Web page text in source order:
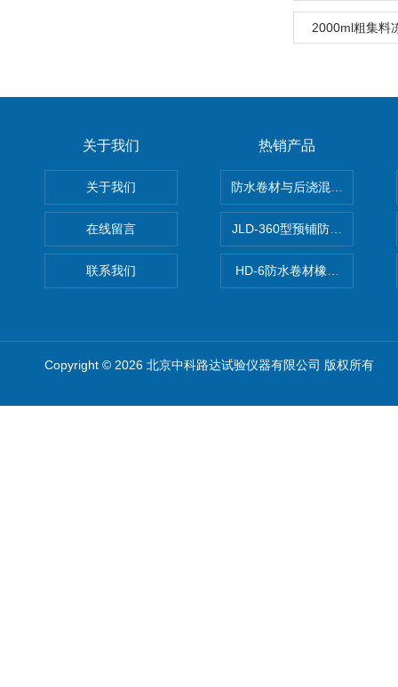
2000ml粗集料
关于我们
关于我们
在线留言
联系我们
热销产品
防水卷材与后浇混凝土剥离强
JLD-360型预铺防水卷材抗冲
HD-6防水卷材橡胶测厚仪
Copyright © 2026 北京中科路达试验仪器有限公司 版权所有